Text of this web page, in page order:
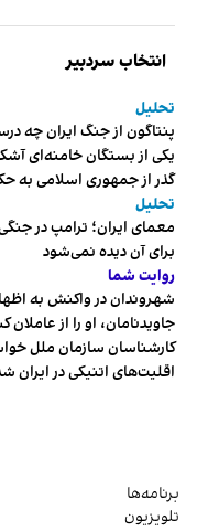
انتخاب سردبیر
تحلیل
پنتاگون از جنگ ایران چه
یکی از بستگان خامنه‌ای
گذر از جمهوری اسلامی به
تحلیل
معمای ایران؛ ترامپ در
برای آن دیده نمی‌شود
روایت شما
شهروندان در واکنش به
جاویدنامان، او را از عاملان
کارشناسان سازمان ملل
اقلیت‌های اتنیکی در ایران
برنامه‌ها
تلویزیون